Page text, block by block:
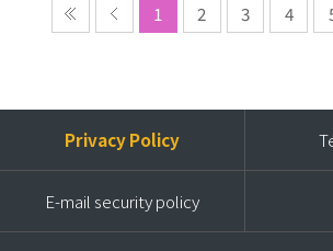
1 2 3 4
Privacy Policy
E-mail security policy